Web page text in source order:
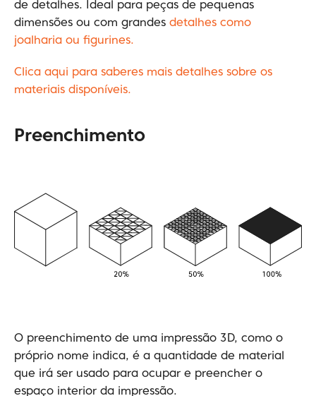
de detalhes. Ideal para peças de pequenas
dimensões ou com grandes detalhes como
joalharia ou figurines.
Clica aqui para saberes mais detalhes sobre os
materiais disponíveis.
Preenchimento
O preenchimento de uma impressão 3D, como o
próprio nome indica, é a quantidade de material
que irá ser usado para ocupar e preencher o
espaço interior da impressão.